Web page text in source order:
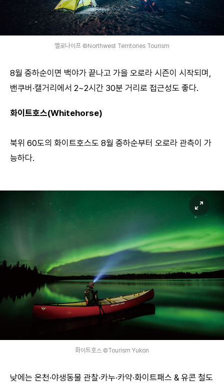
옐로나이프 ©Northwest Territories Tourism
8월 중하순이면 백야가 끝나고 가을 오로라 시즌이 시작되며,
밴쿠버·캘거리에서 2~2시간 30분 거리로 접근성도 좋다.
화이트호스(Whitehorse)
북위 60도의 화이트호스도 8월 중하순부터 오로라 관측이 가
능하다.
화이트호스 ©Tourism Yukon
낮에는 온천·야생동물 관찰·카누·카약·화이트패스 & 유콘 철도